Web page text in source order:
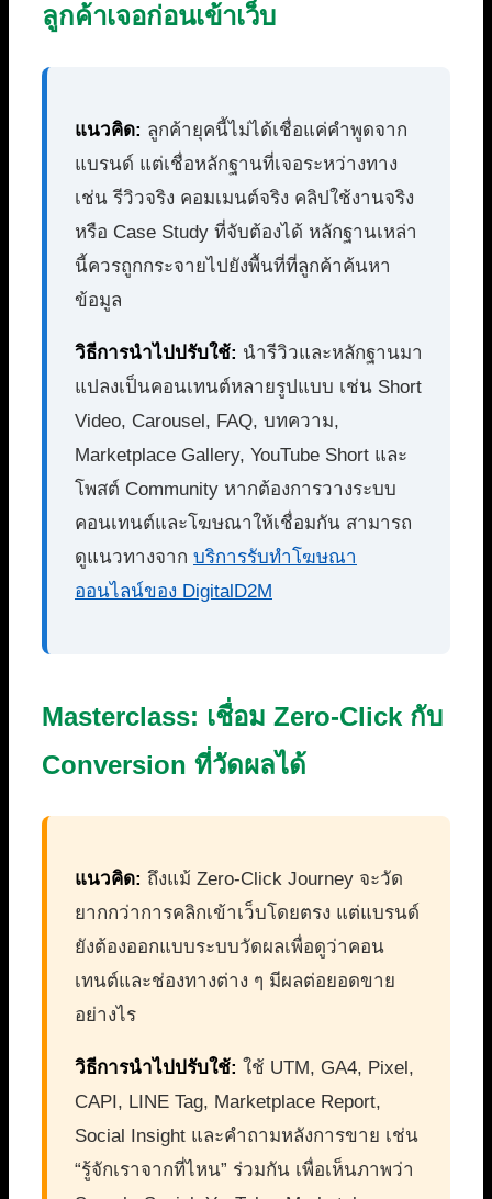
ลูกค้าเจอก่อนเข้าเว็บ
แนวคิด: ลูกค้ายุคนี้ไม่ได้เชื่อแค่คำพูดจาก
แบรนด์ แต่เชื่อหลักฐานที่เจอระหว่างทาง
เช่น รีวิวจริง คอมเมนต์จริง คลิปใช้งานจริง
หรือ Case Study ที่จับต้องได้ หลักฐานเหล่า
นี้ควรถูกกระจายไปยังพื้นที่ที่ลูกค้าค้นหา
ข้อมูล
วิธีการนำไปปรับใช้: นำรีวิวและหลักฐานมา
แปลงเป็นคอนเทนต์หลายรูปแบบ เช่น Short
Video, Carousel, FAQ, บทความ,
Marketplace Gallery, YouTube Short และ
โพสต์ Community หากต้องการวางระบบ
คอนเทนต์และโฆษณาให้เชื่อมกัน สามารถ
ดูแนวทางจาก บริการรับทำโฆษณา
ออนไลน์ของ DigitalD2M
Masterclass: เชื่อม Zero-Click กับ
Conversion ที่วัดผลได้
แนวคิด: ถึงแม้ Zero-Click Journey จะวัด
ยากกว่าการคลิกเข้าเว็บโดยตรง แต่แบรนด์
ยังต้องออกแบบระบบวัดผลเพื่อดูว่าคอน
เทนต์และช่องทางต่าง ๆ มีผลต่อยอดขาย
อย่างไร
วิธีการนำไปปรับใช้: ใช้ UTM, GA4, Pixel,
CAPI, LINE Tag, Marketplace Report,
Social Insight และคำถามหลังการขาย เช่น
“รู้จักเราจากที่ไหน” ร่วมกัน เพื่อเห็นภาพว่า